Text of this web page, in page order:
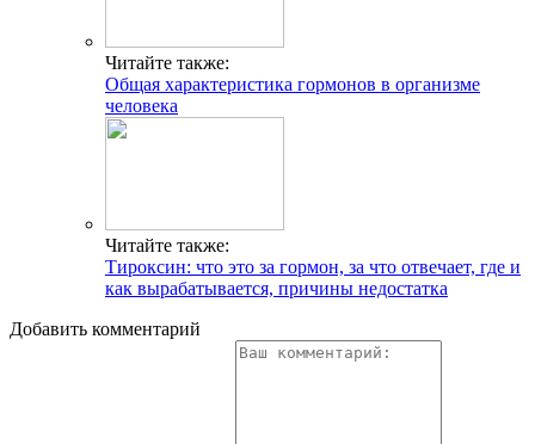
Читайте также:
Общая характеристика гормонов в организме
человека
Читайте также:
Тироксин: что это за гормон, за что отвечает, где и
как вырабатывается, причины недостатка
Добавить комментарий